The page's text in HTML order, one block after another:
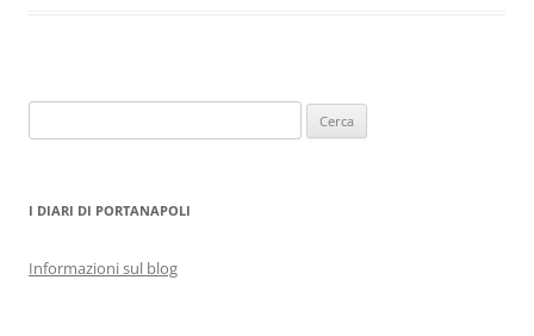
per:
I DIARI DI PORTANAPOLI
Informazioni sul blog